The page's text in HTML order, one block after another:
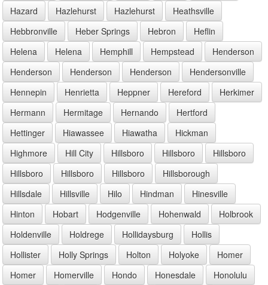
Hazard
Hazlehurst Hazlehurst
Heathsville
Hebbronville
Heber Springs Hebron
Heflin
Helena
Helena Hemphill Hempstead
Henderson
Henderson
Henderson Henderson
Hendersonville
Hennepin
Henrietta Heppner Hereford
Herkimer
Hermann
Hermitage Hernando
Hertford
Hettinger
Hiawassee Hiawatha
Hickman
Highmore
Hill City Hillsboro Hillsboro
Hillsboro
Hillsboro
Hillsboro Hillsboro
Hillsborough
Hillsdale
Hillsville Hilo Hindman
Hinesville
Hinton
Hobart Hodgenville Hohenwald
Holbrook
Holdenville
Holdrege Hollidaysburg
Hollis
Hollister
Holly Springs Holton Holyoke
Homer
Homer
Homerville Hondo Honesdale
Honolulu